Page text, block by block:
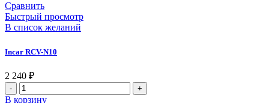
Сравнить
Быстрый просмотр
В список желаний
Incar RCV-N10
2 240 ₽
В корзину